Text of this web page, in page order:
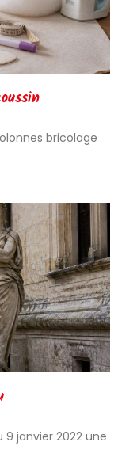
bricolage
9 janvier 2022 une